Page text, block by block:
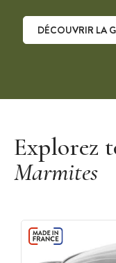
DÉCOUVRIR LA
Explorez
Marmites